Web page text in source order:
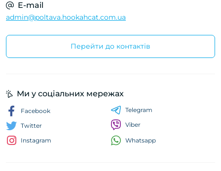
E-mail
admin@poltava.hookahcat.com.ua
Перейти до контактів
Ми у соціальних мережах
Facebook
Twitter
Instagram
Telegram
Viber
Whatsapp